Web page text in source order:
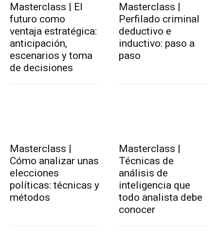
Masterclass | El
futuro como
ventaja estratégica:
anticipación,
escenarios y toma
de decisiones
Masterclass |
Perfilado criminal
deductivo e
inductivo: paso a
paso
Masterclass |
Cómo analizar unas
elecciones
políticas: técnicas y
métodos
Masterclass |
Técnicas de
análisis de
inteligencia que
todo analista debe
conocer